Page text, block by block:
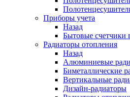
Приборы учета
Назад
Бытовые счетчики
Радиаторы отопления
Назад
Алюминиевые
Биметаллические
Вертикальные
Дизайн-радиаторы